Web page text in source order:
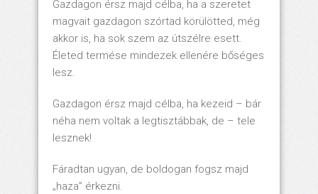
Gazdagon érsz majd célba, ha a szeretet
magvait gazdagon szórtad körülötted, még
akkor is, ha sok szem az útszélre esett.
Életed termése mindezek ellenére bőséges
lesz.
Gazdagon érsz majd célba, ha kezeid – bár
néha nem voltak a legtisztábbak, de – tele
lesznek!
Fáradtan ugyan, de boldogan fogsz majd
„haza” érkezni.